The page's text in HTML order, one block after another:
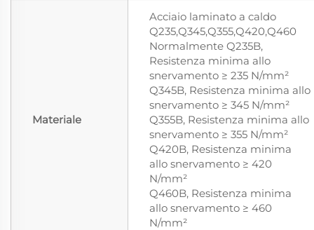
Materiale
Acciaio laminato a caldo
Q235,Q345,Q355,Q420,Q460
Normalmente Q235B,
Resistenza minima allo
snervamento ≥ 235 N/mm²
Q345B, Resistenza minima allo
snervamento ≥ 345 N/mm²
Q355B, Resistenza minima allo
snervamento ≥ 355 N/mm²
Q420B, Resistenza minima
allo snervamento ≥ 420
N/mm²
Q460B, Resistenza minima
allo snervamento ≥ 460
N/mm²